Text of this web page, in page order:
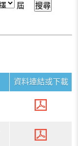
屆
資料連結或下載